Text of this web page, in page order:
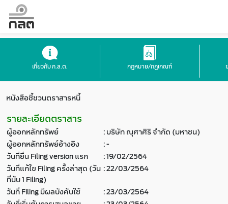
เกี่ยวกับ ก.ล.ต. กฎหมาย/กฎเกณฑ์
หนังสือชี้ชวนตราสารหนี้
รายละเอียดตราสาร
ผู้ออกหลักทรัพย์ :บริษัท ณุศาศิริ จำกัด (มหาชน)
ผู้ออกหลักทรัพย์อ้างอิง
:-
วันที่ยื่น Filing version แรก
:19/02/2564
วันที่แก้ไข Filing ครั้งล่าสุด (วัน
ที่นับ 1 Filing)
:22/03/2564
วันที่ Filing มีผลบังคับใช้
:23/03/2564